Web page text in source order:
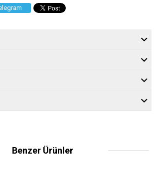
Benzer Ürünler